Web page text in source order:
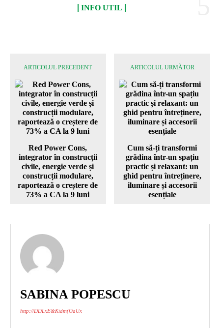
INFO UTIL
ARTICOLUL PRECEDENT
Red Power Cons,
integrator în construcții
civile, energie verde și
construcții modulare,
raportează o creștere de
73% a CA la 9 luni
ARTICOLUL URMĂTOR
Cum să-ți transformi
grădina într-un spațiu
practic și relaxant: un
ghid pentru întreținere,
iluminare și accesorii
esențiale
SABINA POPESCU
http://DDLxE&Kidm(OaUx